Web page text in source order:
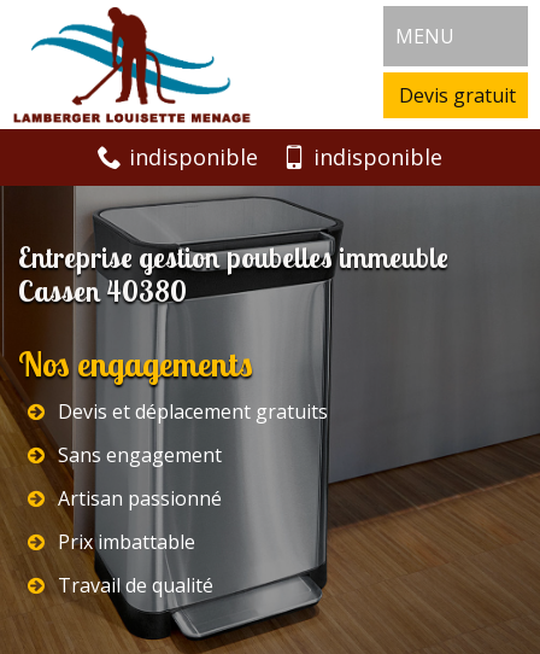
MENU
Devis gratuit
indisponible indisponible
Entreprise gestion poubelles immeuble
Cassen 40380
Nos engagements
Devis et déplacement gratuits
Sans engagement
Artisan passionné
Prix imbattable
Travail de qualité